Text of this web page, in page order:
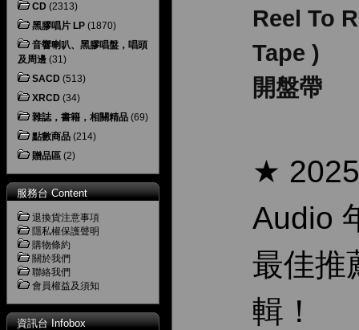
CD (2313)
黑膠唱片 LP (1870)
音響喇叭、黑膠唱盤，唱頭
及周邊 (31)
SACD (513)
XRCD (34)
雜誌，書籍，相關精品 (69)
點數商品 (214)
贈品區 (2)
服務台 Content
退換貨注意事項
隱私權保護聲明
購物條約
關於我們
聯絡我們
會員權益及須知
資訊台 Infobox
Reel To
Tape )
開盤帶
★
Audio
最佳推
輯！